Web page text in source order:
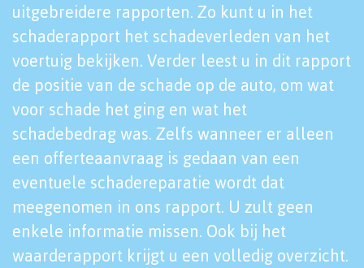
uitgebreidere rapporten. Zo kunt u in het
schaderapport het schadeverleden van het
voertuig bekijken. Verder leest u in dit rapport
de positie van de schade op de auto, om wat
voor schade het ging en wat het
schadebedrag was. Zelfs wanneer er alleen
een offerteaanvraag is gedaan van een
eventuele schadereparatie wordt dat
meegenomen in ons rapport. U zult geen
enkele informatie missen. Ook bij het
waarderapport krijgt u een volledig overzicht.